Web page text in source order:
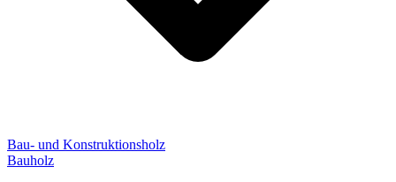
Bau- und Konstruktionsholz
Bauholz